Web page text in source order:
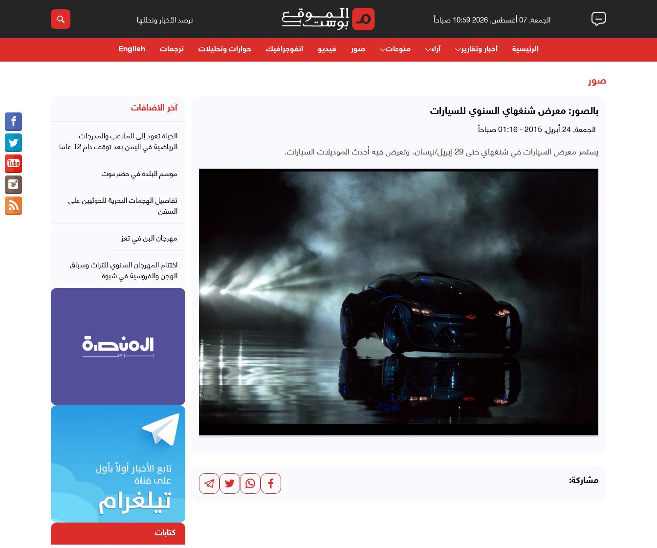
الجمعة, 07 أغسطس, 2026 10:59 صباحاً نرصد الأخبار ونحللها
الرئيسية أخبار وتقارير آراء منوعات صور فيديو انفوجرافيك حوارات وتحليلات ترجمات English
صور
بالصور: معرض شنغهاي السنوي للسيارات
الجمعة, 24 أبريل, 2015 - 01:16 صباحاً
يستمر معرض السيارات في شنغهاي حتى 29 إبريل/نيسان، وتعرض فيه أحدث الموديلات السيارات.
مشاركة:
آخر الاضافات
الحياة تعود إلى الملاعب والمدرجات
الرياضية في اليمن بعد توقف دام 12 عاما
موسم البلدة في حضرموت
تفاصيل الهجمات البحرية للحوثيين على
السفن
مهرجان البن في تعز
اختتام المهرجان السنوي للتراث وسباق
الهجن والفروسية في شبوة
كتابات